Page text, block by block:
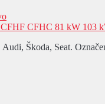
Škoda, Seat.